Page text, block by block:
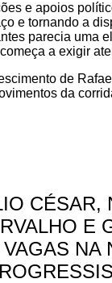
e apoios
e tornando a
parecia uma
a exigir
de
da
CÉSAR,
E
NA